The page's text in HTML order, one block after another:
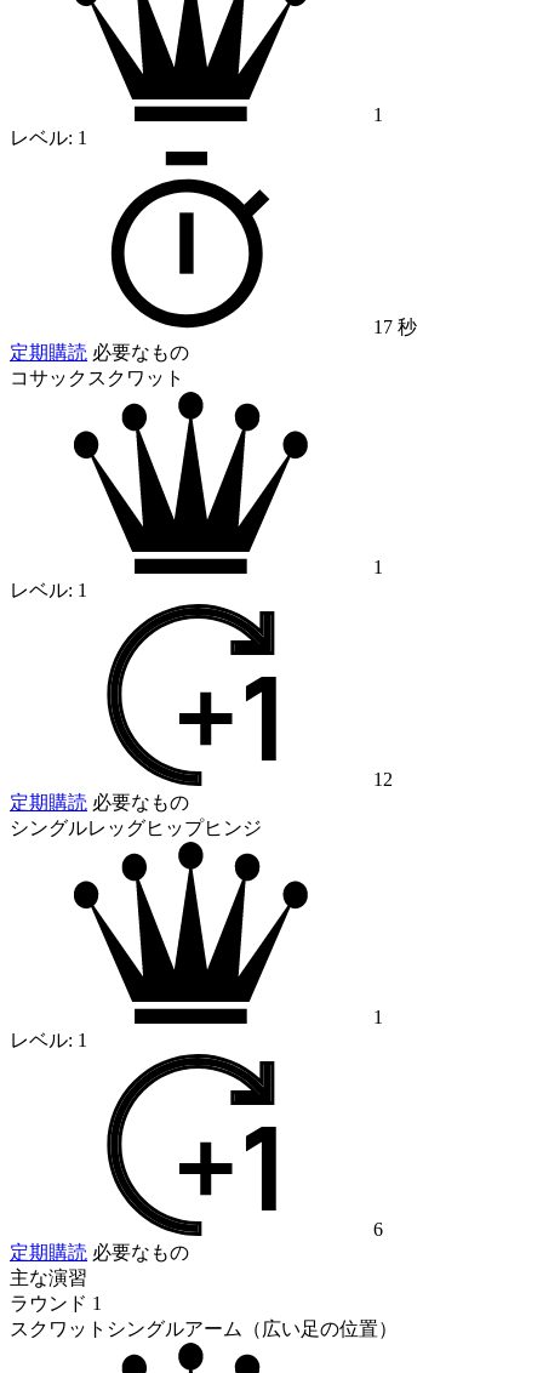
1
レベル: 1
17 秒
定期購読 必要なもの
コサックスクワット
1
レベル: 1
12
定期購読 必要なもの
シングルレッグヒップヒンジ
1
レベル: 1
6
定期購読 必要なもの
主な演習
ラウンド 1
スクワットシングルアーム（広い足の位置）